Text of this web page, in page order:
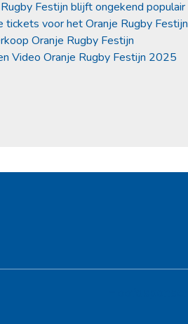
Festijn blijft ongekend populair
tickets voor het Oranje Rugby Festijn
Oranje Rugby Festijn
Video Oranje Rugby Festijn 2025